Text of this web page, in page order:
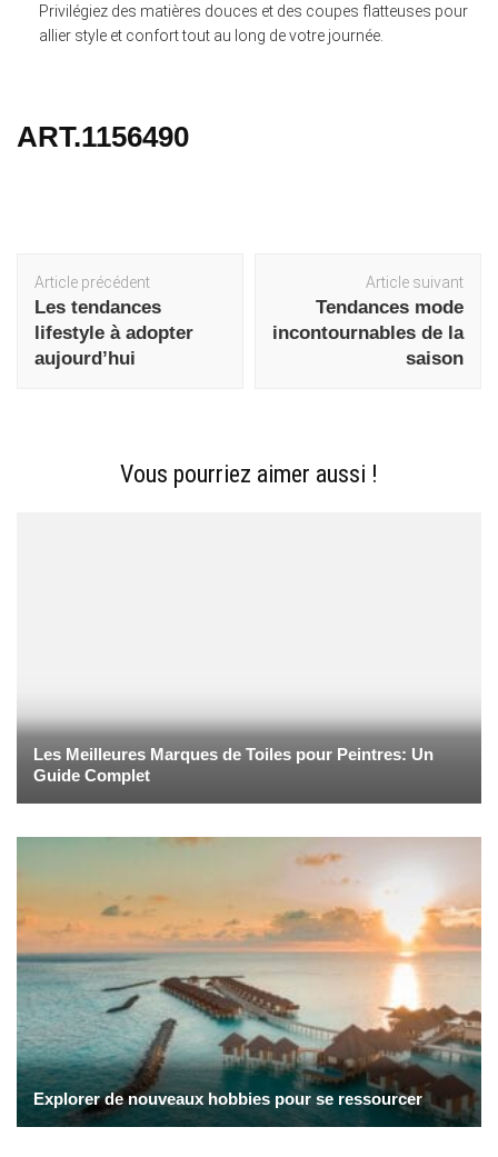
Privilégiez des matières douces et des coupes flatteuses pour
allier style et confort tout au long de votre journée.
ART.1156490
Navigation
d'article
Article précédent
Les tendances
lifestyle à adopter
aujourd’hui
Article suivant
Tendances mode
incontournables de la
saison
Vous pourriez aimer aussi !
Les Meilleures Marques de Toiles pour Peintres: Un
Guide Complet
Explorer de nouveaux hobbies pour se ressourcer